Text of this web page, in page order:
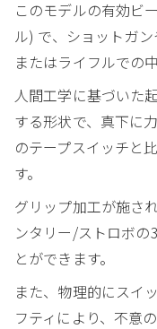
このモデルの有効ビ
ル) で、ショットガ
またはライフルでの
人間工学に基づいた
する形状で、真下に
のテープスイッチと
す。
グリップ加工が施さ
ンタリー/ストロボの
とができます。
また、物理的にスイ
フティにより、不意